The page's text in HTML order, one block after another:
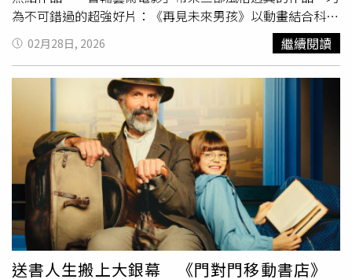
軸。（圖／海鵬提供）有趣的是，50多歲的赫斯特，一開始
試鏡時竟曾遭原著作者卡斯騰赫恩（Carsten Henn）打
槍，認為他「太年輕」不適合演出「72歲的卡爾」。但最後
赫斯特以演技定江山，將卡爾的孤僻、固執、暖心等特質捕
捉得非常精準，成為觀眾心目中的「最佳送書人」，也因此
榮獲德國巴伐利亞電影獎最佳男主角大獎。有趣的是，赫斯
特一直具有服務熱忱。出身天主教家庭的他，當過很長時間
的輔祭、侍祭和讀經員，人生的願望是「成為一名神父」。
這個心願直到初戀女友從中作梗，「夢想」才告結束，從此
選擇了另一個舞台－戲劇。感人的是，長期從事公益的赫斯
特，最近更計畫與30名音樂家投入德國馬耳他慈善機構
（Malteser）音樂朗誦會募款，更自願擔任導讀，所有收益
將用於臨終關懷工作。而這部有他最精湛演出的新片《門對
門移動書店》，將於3月27日全台上映。克里斯多福赫斯特
為不可錯過的超強好片：《再見未來男孩》以動畫結合科幻
元素，描繪女孩與神祕男孩的冒險旅程，在奇幻敘事中回望
環境議題與人類未來，情感濃度直逼《再見機器人》。作品
入圍本屆奧斯卡最佳動畫片，被譽為近年最動人的動畫之
一。而改編暢銷小說的《門對門移動書店》以閱讀串連人
心，在德國創下突破2億台幣 票房佳績，展現文字與電影交
會的療癒力量。另外，由巴西導演小克雷伯．曼東沙執導，
《這不只是個間諜故事》講述一名科技人員因觸怒權勢遭追
殺，逃回故鄉卻陷入更荒誕的現實漩渦。在嘉年華狂歡背景
下，社會秩序與政治權力逐漸崩解。影片甫奪金球獎最佳外
語片與最佳男主角，並入圍奧斯卡最佳影片、最佳男主角、
最佳國際電影與最佳選角等四項大獎，被視為本屆奪獎熱
門。《這不只是個間諜故事》剛勇奪金球獎最佳外語片及最
佳男主角。（圖／海鵬提供）「中山73」三月份兩大焦點單
02月28日, 2026 繼續閱讀
送書人生搬上大銀幕 《門對門移動書店》